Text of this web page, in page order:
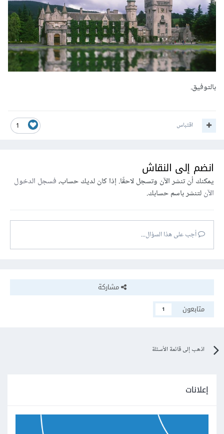
بالتوفيق.
1 اقتباس
انضم إلى النقاش
يمكنك أن تنشر الآن وتسجل لاحقًا. إذا كان لديك حساب،فسجل الدخول
الآنلتنشر باسم حسابك.
أجب على هذا السؤال...
مشاركة
متابعون
1
اذهب إلى قائمة الأسئلة
إعلانات